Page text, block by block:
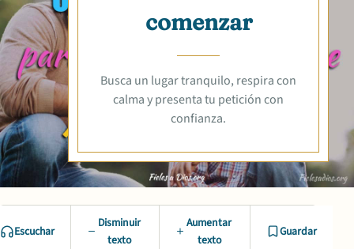
comenzar
Busca un lugar tranquilo, respira con
calma y presenta tu petición con
confianza.
Escuchar
Disminuir
texto
Aumentar
texto
Guardar